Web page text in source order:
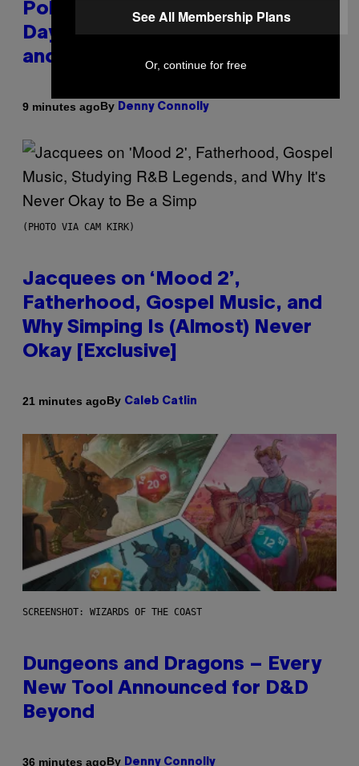
Pokémon GO Fire and Ice Hatch
Day Event Guide – All Bonuses
and Special Hatches
9 minutes agoBy Denny Connolly
(PHOTO VIA CAM KIRK)
Jacquees on ‘Mood 2’,
Fatherhood, Gospel Music, and
Why Simping Is (Almost) Never
Okay [Exclusive]
21 minutes agoBy Caleb Catlin
SCREENSHOT: WIZARDS OF THE COAST
Dungeons and Dragons – Every
New Tool Announced for D&D
Beyond
36 minutes agoBy Denny Connolly
See All Membership Plans
Or, continue for free